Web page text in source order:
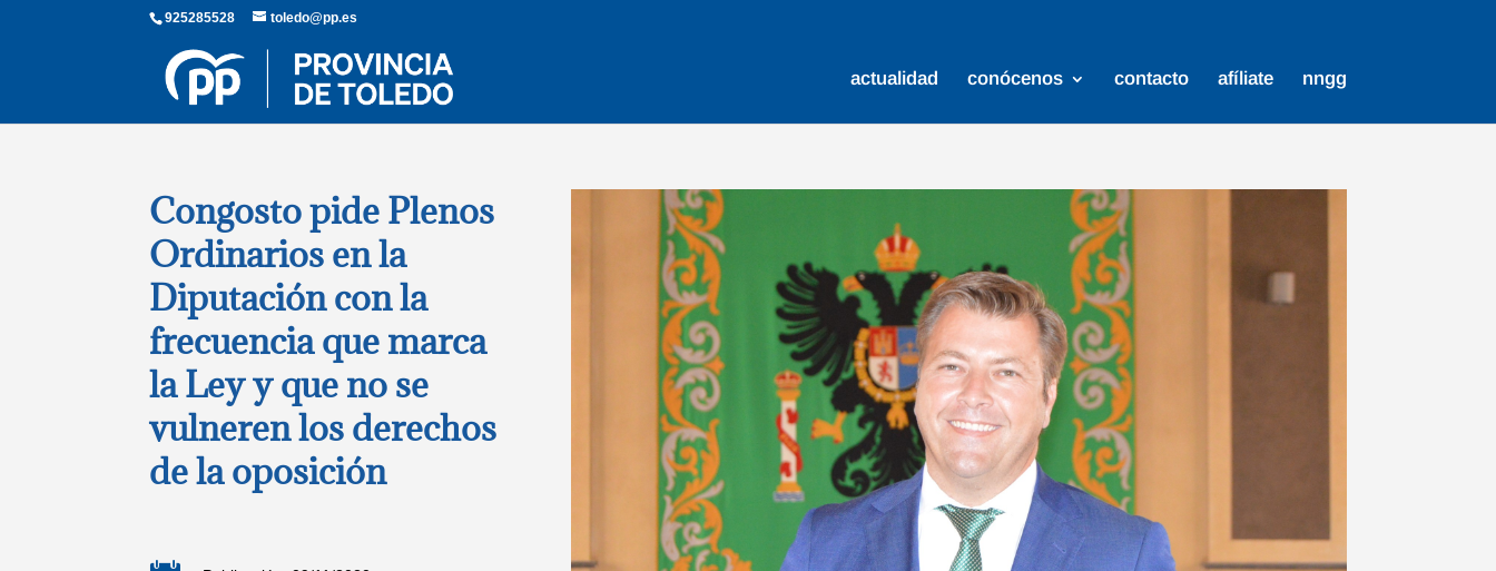
925285528 toledo@pp.es
actualidad conócenos contacto afíliate nngg
Congosto pide Plenos
Ordinarios en la
Diputación con la
frecuencia que marca
la Ley y que no se
vulneren los derechos
de la oposición